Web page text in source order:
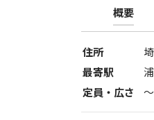
概要
住所
最寄駅
定員・広さ
〜